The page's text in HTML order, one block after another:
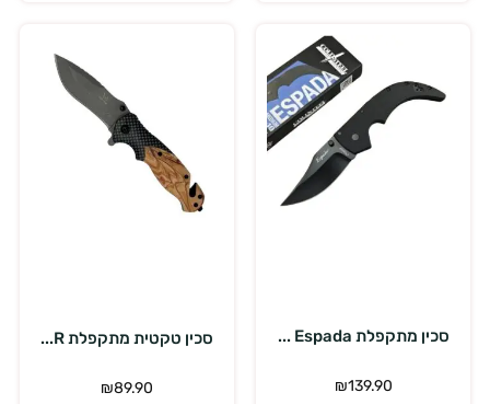
סכין מתקפלת Espada ...
₪139.90
סכין טקטית מתקפלת R...
₪89.90